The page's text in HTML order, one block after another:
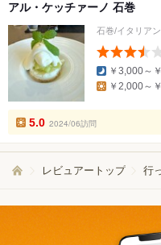
アル・ケッチァーノ 石巻
石巻/イタリア
￥3,000～
￥2,000～
5.0 2024/06訪問
レビュアートップ 行